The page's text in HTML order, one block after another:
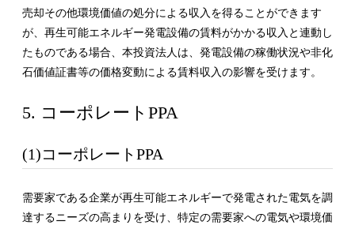
売却その他環境価値の処分による収入を得ることができます
が、再生可能エネルギー発電設備の賃料がかかる収入と連動し
たものである場合、本投資法人は、発電設備の稼働状況や非化
石価値証書等の価格変動による賃料収入の影響を受けます。
5. コーポレートPPA
(1)コーポレートPPA
需要家である企業が再生可能エネルギーで発電された電気を調
達するニーズの高まりを受け、特定の需要家への電気や環境価